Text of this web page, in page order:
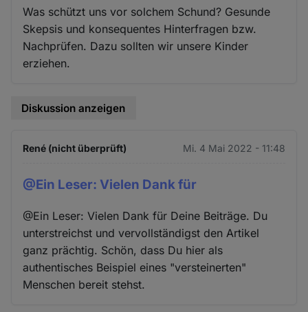
Was schützt uns vor solchem Schund? Gesunde
Skepsis und konsequentes Hinterfragen bzw.
Nachprüfen. Dazu sollten wir unsere Kinder
erziehen.
Diskussion anzeigen
René (nicht überprüft) Mi. 4 Mai 2022 - 11:48
@Ein Leser: Vielen Dank für
@Ein Leser: Vielen Dank für Deine Beiträge. Du
unterstreichst und vervollständigst den Artikel
ganz prächtig. Schön, dass Du hier als
authentisches Beispiel eines "versteinerten"
Menschen bereit stehst.